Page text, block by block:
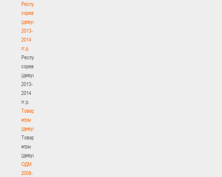
Республиканские
соревнования
(девушки)
2013-
2014
гг.р.
Республиканские
соревнования
(девушки)
2013-
2014
гг.р.
Товарищеские
игры
(девушки)
Товарищеские
игры
(девушки)
ОДМ
2008-